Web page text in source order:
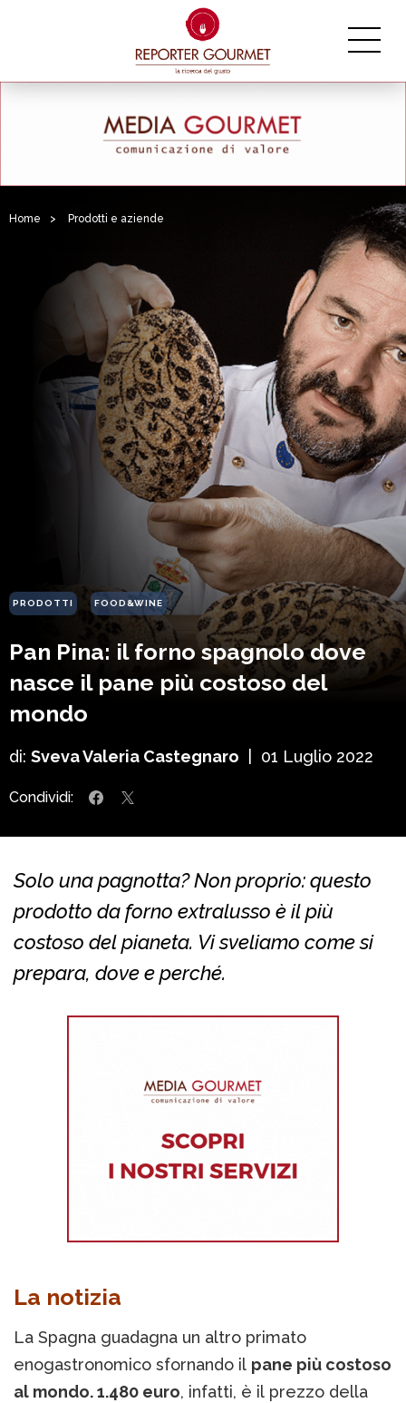
Home > Prodotti e aziende
PRODOTTI FOOD&WINE
Pan Pina: il forno spagnolo dove
nasce il pane più costoso del
mondo
di: Sveva Valeria Castegnaro 01 Luglio 2022
Condividi:
Solo una pagnotta? Non proprio: questo
prodotto da forno extralusso è il più
costoso del pianeta. Vi sveliamo come si
prepara, dove e perché.
La notizia
La Spagna guadagna un altro primato
enogastronomico sfornando il pane più costoso
al mondo. 1.480 euro, infatti, è il prezzo della